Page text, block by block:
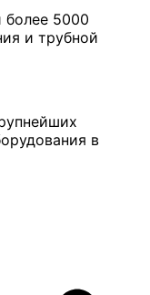
более 5000
и трубной
в